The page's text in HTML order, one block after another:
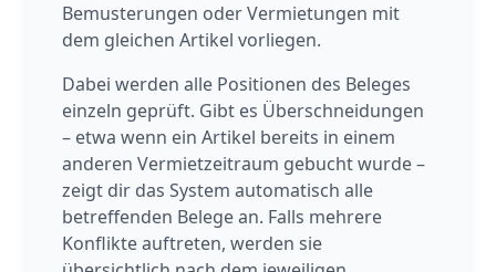
Bemusterungen oder Vermietungen mit
dem gleichen Artikel vorliegen.
Dabei werden alle Positionen des Beleges
einzeln geprüft. Gibt es Überschneidungen
– etwa wenn ein Artikel bereits in einem
anderen Vermietzeitraum gebucht wurde –
zeigt dir das System automatisch alle
betreffenden Belege an. Falls mehrere
Konflikte auftreten, werden sie